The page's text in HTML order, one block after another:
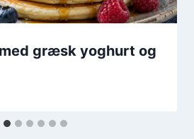
græsk yoghurt og